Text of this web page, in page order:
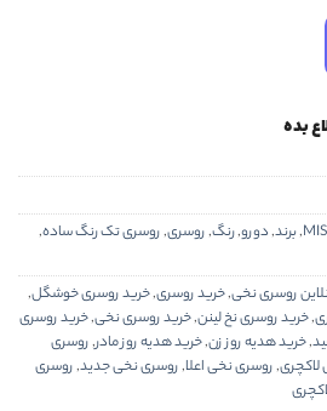
بده
,برند,دورو,رنگ,روسری,روسری تک رنگ ساده,
روسری نخی,خرید روسری,خرید روسری خوشگل,
,خرید روسری نخ لینن,خرید روسری نخی,خرید روسری
,خرید هدیه روز زن,خرید هدیه روز مادر,روسری
,روسری نخی اعلا,روسری نخی جدید,روسری